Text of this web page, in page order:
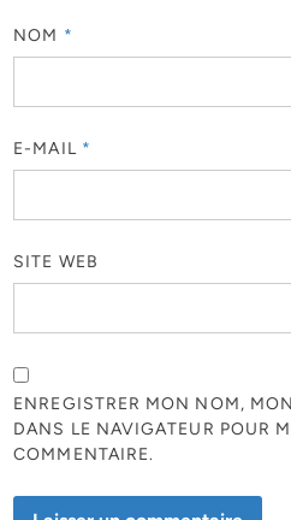
NOM *
E-MAIL *
SITE WEB
ENREGISTRER MON NOM,
DANS LE NAVIGATEUR POUR
COMMENTAIRE.